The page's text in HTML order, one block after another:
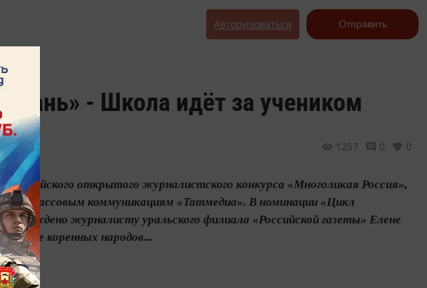
Авторизоваться Отправить
- Школа идёт за учеником
1257 0 0
открытого журналистского конкурса «Многоликая Россия»,
и массовым коммуникациям «Татмедиа». В номинации «Цикл
журналисту уральского филиала «Российской газеты» Елене
коренных народов...